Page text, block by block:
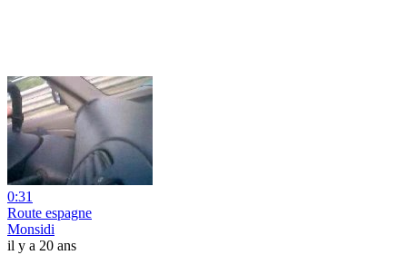
0:31
Route espagne
Monsidi
il y a 20 ans